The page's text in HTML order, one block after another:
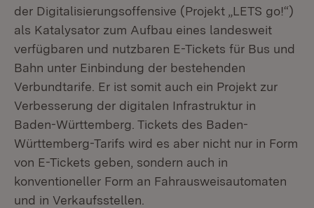
der Digitalisierungsoffensive (Projekt „LETS go!“)
als Katalysator zum Aufbau eines landesweit
verfügbaren und nutzbaren E-Tickets für Bus und
Bahn unter Einbindung der bestehenden
Verbundtarife. Er ist somit auch ein Projekt zur
Verbesserung der digitalen Infrastruktur in
Baden-Württemberg. Tickets des Baden-
Württemberg-Tarifs wird es aber nicht nur in Form
von E-Tickets geben, sondern auch in
konventioneller Form an Fahrausweisautomaten
und in Verkaufsstellen.